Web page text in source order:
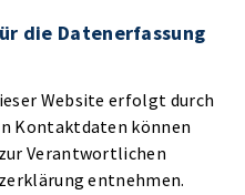
die Datenerfassung
Website erfolgt durch
Kontaktdaten können
Verantwortlichen
entnehmen.